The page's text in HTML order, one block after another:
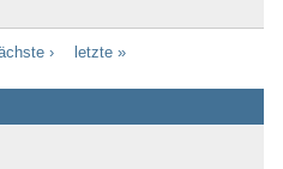
› letzte »